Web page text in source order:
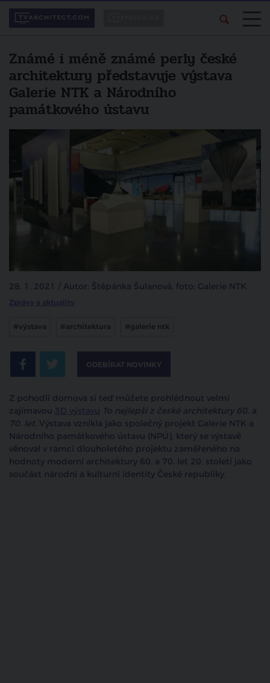
Známé i méně známé perly české
architektury představuje výstava
Galerie NTK a Národního
památkového ústavu
28. 1. 2021 / Autor: Štěpánka Šulanová, foto: Galerie NTK
Zprávy a aktuality
#výstava #architektura #galerie ntk
ODEBÍRAT NOVINKY
Z pohodlí domova si teď můžete prohlédnout velmi
zajímavou 3D výstavu
To nejlepší z české architektury 60. a
70. let. Výstava vznikla jako společný projekt Galerie NTK a
Národního památkového ústavu (NPÚ), který se výstavě
věnoval v rámci dlouholetého projektu zaměřeného na
hodnoty moderní architektury 60. a 70. let 20. století jako
součást národní a kulturní identity České republiky.